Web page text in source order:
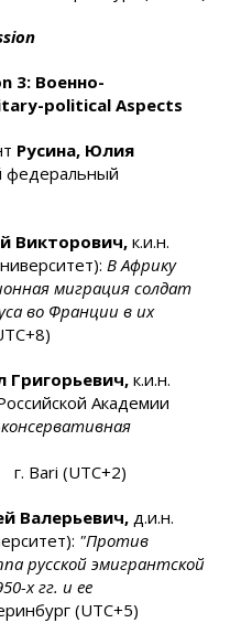
3: Военно-
political Aspects
Русина, Юлия
федеральный
Викторович, к.и.н.
В Африку
миграция солдат
во Франции в их
Григорьевич,к.и.н.
Академии
Валерьевич,д.и.н.
"Против
русской эмигрантской
х гг. и ее
(UTC+5)